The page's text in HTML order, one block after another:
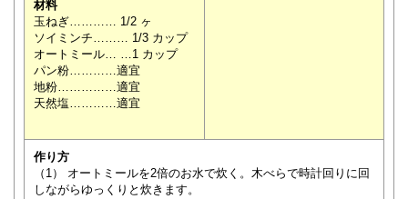
材料
玉ねぎ………… 1/2 ヶ
ソイミンチ……… 1/3 カップ
オートミール… …1 カップ
パン粉…………適宜
地粉……………適宜
天然塩…………適宜
作り方
（1） オートミールを2倍のお水で炊く。木べらで時計回りに回
しながらゆっくりと炊きます。